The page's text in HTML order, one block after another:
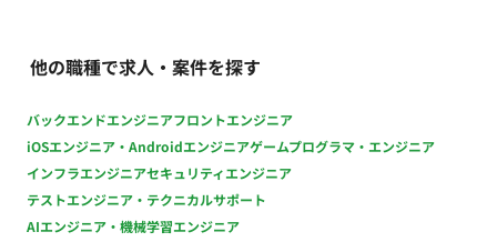
他の職種で求人・案件を探す
バックエンドエンジニアフロントエンジニア
iOSエンジニア・Androidエンジニアゲームプログラマ・エンジニア
インフラエンジニアセキュリティエンジニア
テストエンジニア・テクニカルサポート
AIエンジニア・機械学習エンジニア